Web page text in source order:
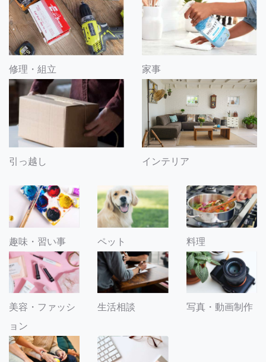
修理・組立 家事
引っ越し インテリア
趣味・習い事 ペット 料理
美容・ファッシ
ョン
生活相談 写真・動画制作